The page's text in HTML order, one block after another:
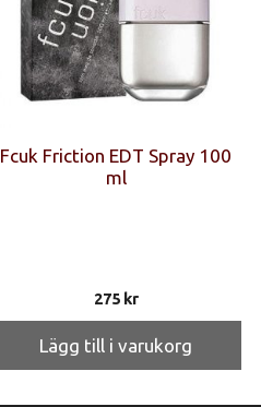
Fcuk Friction EDT Spray 100
ml
275 kr
Lägg till i varukorg